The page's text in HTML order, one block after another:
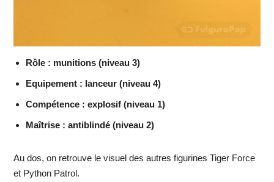
Rôle : munitions (niveau 3)
Equipement : lanceur (niveau 4)
Compétence : explosif (niveau 1)
Maîtrise : antiblindé (niveau 2)
Au dos, on retrouve le visuel des autres figurines Tiger Force
et Python Patrol.